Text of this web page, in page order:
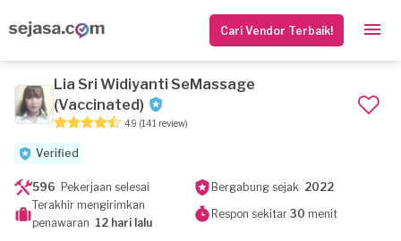
Cari Vendor Terbaik!
Lia Sri Widiyanti SeMassage
(Vaccinated)
4.9 (141 review)
Verified
596 Pekerjaan selesai Bergabung sejak 2022
Terakhir mengirimkan
penawaran 12 hari lalu
Respon sekitar 30 menit